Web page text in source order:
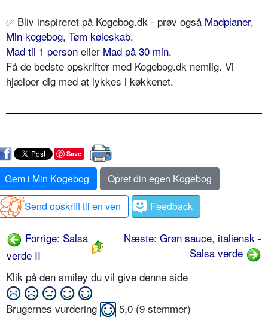
✅ Bliv inspireret på Kogebog.dk - prøv også Madplaner,
Min kogebog, Tøm køleskab,
Mad til 1 person eller Mad på 30 min.
Få de bedste opskrifter med Kogebog.dk nemlig. Vi
hjælper dig med at lykkes i køkkenet.
Save
Gem i Min Kogebog
Opret din egen Kogebog
Send opskrift til en ven
Feedback
Forrige: Salsa
verde II
Næste: Grøn sauce, italiensk -
Salsa verde
Klik på den smiley du vil give denne side
Brugernes vurdering 5,0 (9 stemmer)